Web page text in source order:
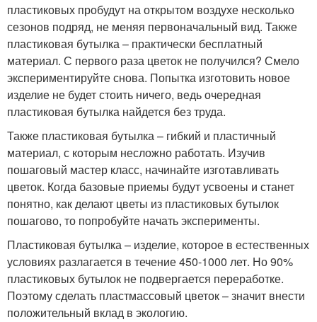
пластиковых пробудут на открытом воздухе несколько
сезонов подряд, не меняя первоначальный вид. Также
пластиковая бутылка – практически бесплатный
материал. С первого раза цветок не получился? Смело
экспериментируйте снова. Попытка изготовить новое
изделие не будет стоить ничего, ведь очередная
пластиковая бутылка найдется без труда.
Также пластиковая бутылка – гибкий и пластичный
материал, с которым несложно работать. Изучив
пошаговый мастер класс, начинайте изготавливать
цветок. Когда базовые приемы будут усвоены и станет
понятно, как делают цветы из пластиковых бутылок
пошагово, то попробуйте начать эксперименты.
Пластиковая бутылка – изделие, которое в естественных
условиях разлагается в течение 450-1000 лет. Но 90%
пластиковых бутылок не подвергается переработке.
Поэтому сделать пластмассовый цветок – значит внести
положительный вклад в экологию.